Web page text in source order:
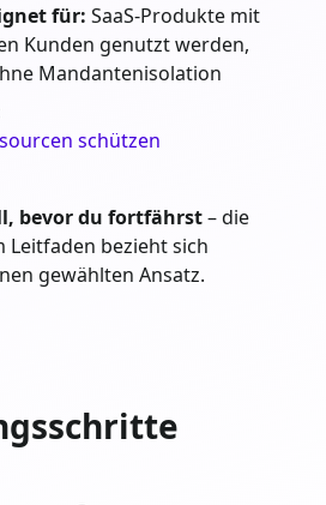
für: SaaS-Produkte mit
Kunden genutzt werden,
Mandantenisolation
schützen
bevor du fortfährst– die
Leitfaden bezieht sich
gewählten Ansatz.